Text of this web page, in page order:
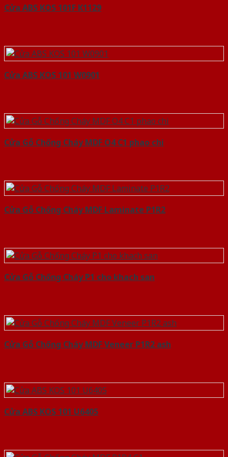
Cửa ABS KOS 101F K1129
Cửa ABS KOS 101 W0901
Cửa Gỗ Chống Cháy MDF O4 C1 phao chi
Cửa Gỗ Chống Cháy MDF Laminate P1R2
Cửa Gỗ Chống Cháy P1 cho khach san
Cửa Gỗ Chống Cháy MDF Veneer P1R2 ash
Cửa ABS KOS 101 U6405